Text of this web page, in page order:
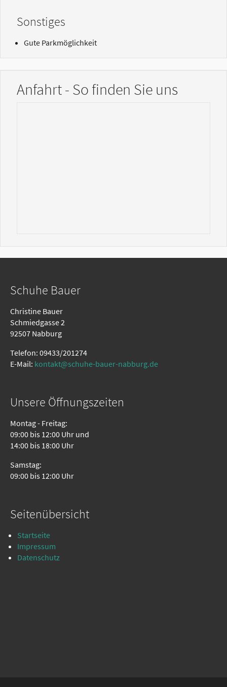
Sonstiges
Gute Parkmöglichkeit
Anfahrt - So finden Sie uns
Schuhe Bauer
Christine Bauer
Schmiedgasse 2
92507 Nabburg
Telefon: 09433/201274
E-Mail: kontakt@schuhe-bauer-nabburg.de
Unsere Öffnungszeiten
Montag - Freitag:
09:00 bis 12:00 Uhr und
14:00 bis 18:00 Uhr
Samstag:
09:00 bis 12:00 Uhr
Seitenübersicht
Startseite
Impressum
Datenschutz